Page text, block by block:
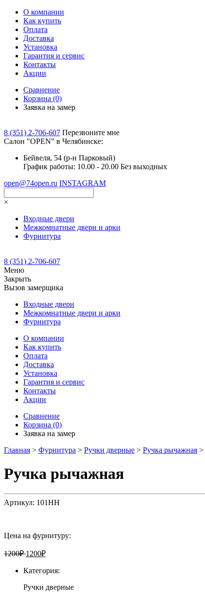
О компании
Как купить
Оплата
Доставка
Установка
Гарантия и сервис
Контакты
Акции
Сравнение
Корзина (0)
Заявка на замер
8 (351) 2-706-607 Перезвоните мне
Cалон "OPEN" в Челябинске:
Бейвеля, 54 (р-н Парковый)
График работы: 10.00 - 20.00 Без выходных
open@74open.ru INSTAGRAM
×
Входные двери
Межкомнатные двери и арки
Фурнитура
8 (351) 2-706-607
Меню
Закрыть
Вызов замерщика
Входные двери
Межкомнатные двери и арки
Фурнитура
О компании
Как купить
Оплата
Доставка
Установка
Гарантия и сервис
Контакты
Акции
Сравнение
Корзина (0)
Заявка на замер
Главная > Фурнитура > Ручки дверные > Ручка рычажная >
Ручка рычажная
Артикул: 101HH
Цена на фурнитуру:
1200₽ 1200₽
Категория:
Ручки дверные